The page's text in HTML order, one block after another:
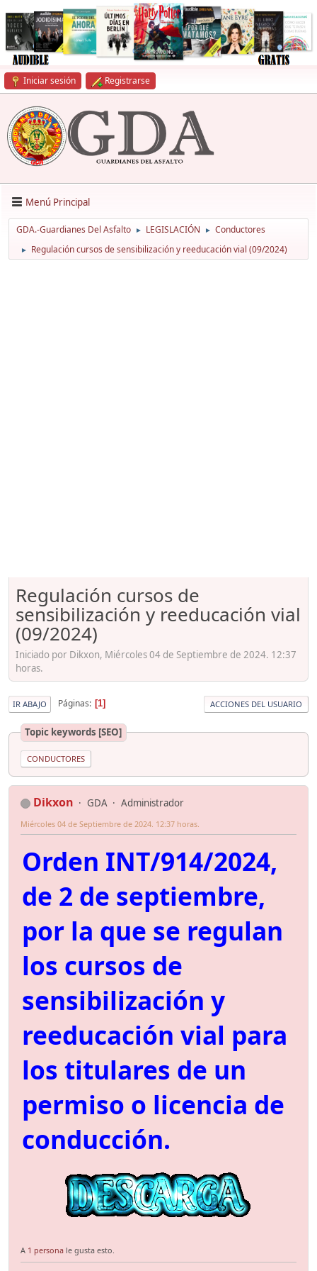
Iniciar sesión Registrarse
Menú Principal
GDA.-Guardianes Del Asfalto ► LEGISLACIÓN ► Conductores
► Regulación cursos de sensibilización y reeducación vial (09/2024)
Regulación cursos de
sensibilización y reeducación vial
(09/2024)
Iniciado por Dikxon, Miércoles 04 de Septiembre de 2024. 12:37
horas.
IR ABAJO Páginas 1 ACCIONES DEL USUARIO
Topic keywords [SEO]
CONDUCTORES
Dikxon GDA Administrador
Miércoles 04 de Septiembre de 2024. 12:37 horas.
Orden INT/914/2024,
de 2 de septiembre,
por la que se regulan
los cursos de
sensibilización y
reeducación vial para
los titulares de un
permiso o licencia de
conducción.
A 1 persona le gusta esto.